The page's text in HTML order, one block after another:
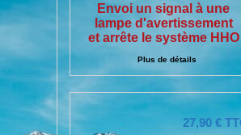
Envoi un signal à une
lampe d'avertissement
et arrête le système HHO
Plus de détails
27,90 €